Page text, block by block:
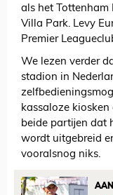
als het Tottenham
Villa Park. Levy
Premier
We lezen verder
stadion in
kassaloze kiosken
beide partijen dat
wordt uitgebreid
vooralsnog niks.